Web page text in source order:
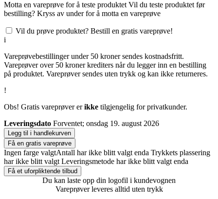
Motta en vareprøve for å teste produktetVil du teste produktet før
bestilling? Kryss av under for å motta en vareprøve
Vil du prøve produktet? Bestill en gratis vareprøve!
i
Vareprøvebestillinger under 50 kroner sendes kostnadsfritt.
Vareprøver over 50 kroner krediters når du legger inn en bestilling
på produktet. Vareprøver sendes uten trykk og kan ikke returneres.
!
Obs! Gratis vareprøver erikke tilgjengelig for privatkunder.
Leveringsdato Forventet; onsdag 19. august 2026
Legg til i handlekurven
Få en gratis vareprøve
Ingen farge valgtAntall har ikke blitt valgt enda Trykkets plassering
har ikke blitt valgt Leveringsmetode har ikke blitt valgt enda
Få et uforpliktende tilbud
Du kan laste opp din logofil i kundevognen
Vareprøver leveres alltid uten trykk